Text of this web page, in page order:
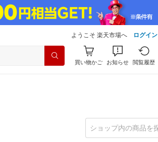
ようこそ 楽天市場へ ログイン
買い物かご お知らせ 閲覧履歴